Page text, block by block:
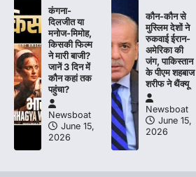
कंगना-
दिलजीत या
मनोज-मिमोह,
किसकी फिल्म
ने मारी बाजी?
जानें 3 दिन में
कौन कहां तक
पहुंचा?
Newsboat
June 15,
2026
कौन-कौन से
मुस्लिम देशों ने
रुकवाई ईरान-
अमेरिका की
जंग, पाकिस्तान
के पीएम शहबाज
शरीफ ने थैंक्यू
Newsboat
June 15,
2026